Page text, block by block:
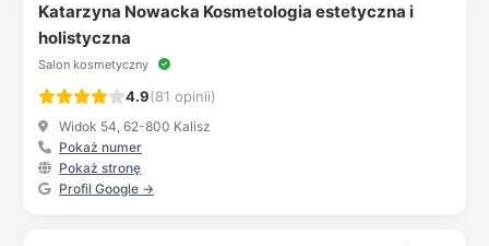
Katarzyna Nowacka Kosmetologia estetyczna i
holistyczna
Salon kosmetyczny
4.9(81 opinii)
Widok 54, 62-800 Kalisz
Pokaż numer
Pokaż stronę
Profil Google →